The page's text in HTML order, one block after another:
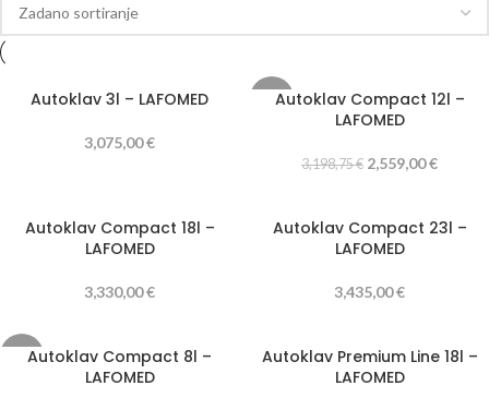
Autoklav 3l – LAFOMED
3,075,00€
-20%Autoklav Compact 12l –
LAFOMED
3,198,75€ 2,559,00€
Autoklav Compact 18l –
LAFOMED
3,330,00€
Autoklav Compact 23l –
LAFOMED
3,435,00€
-20%Autoklav Compact 8l –
LAFOMED
Autoklav Premium Line 18l –
LAFOMED